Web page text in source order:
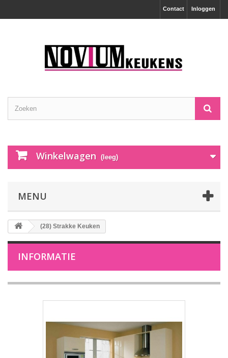
Inloggen
Contact
Winkelwagen (leeg)
MENU
(28) Strakke Keuken
INFORMATIE